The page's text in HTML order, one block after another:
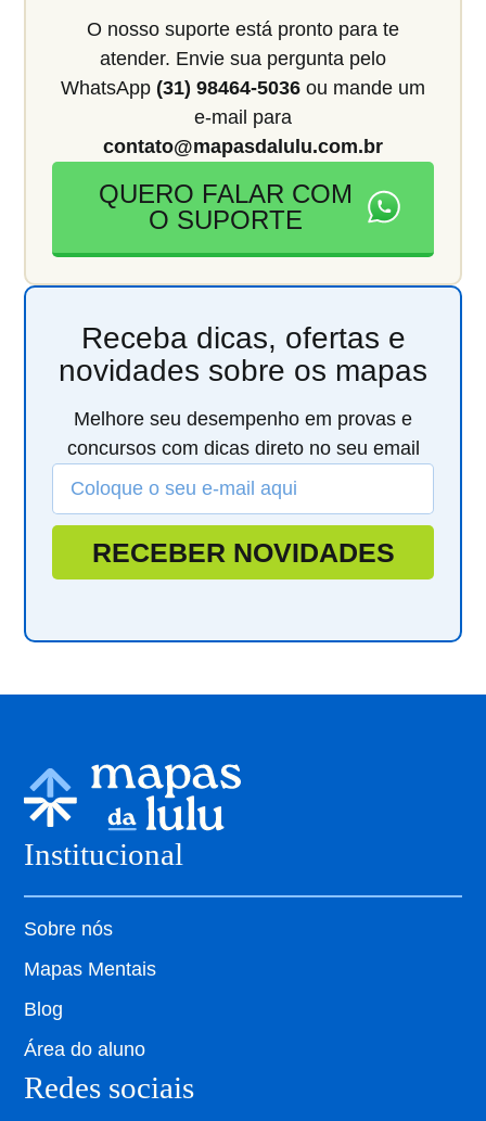
O nosso suporte está pronto para te
atender. Envie sua pergunta pelo
WhatsApp (31) 98464-5036 ou mande um
e-mail para
contato@mapasdalulu.com.br
QUERO FALAR COM
O SUPORTE
Receba dicas, ofertas e
novidades sobre os mapas
Melhore seu desempenho em provas e
concursos com dicas direto no seu email
RECEBER NOVIDADES
Institucional
Sobre nós
Mapas Mentais
Blog
Área do aluno
Redes sociais